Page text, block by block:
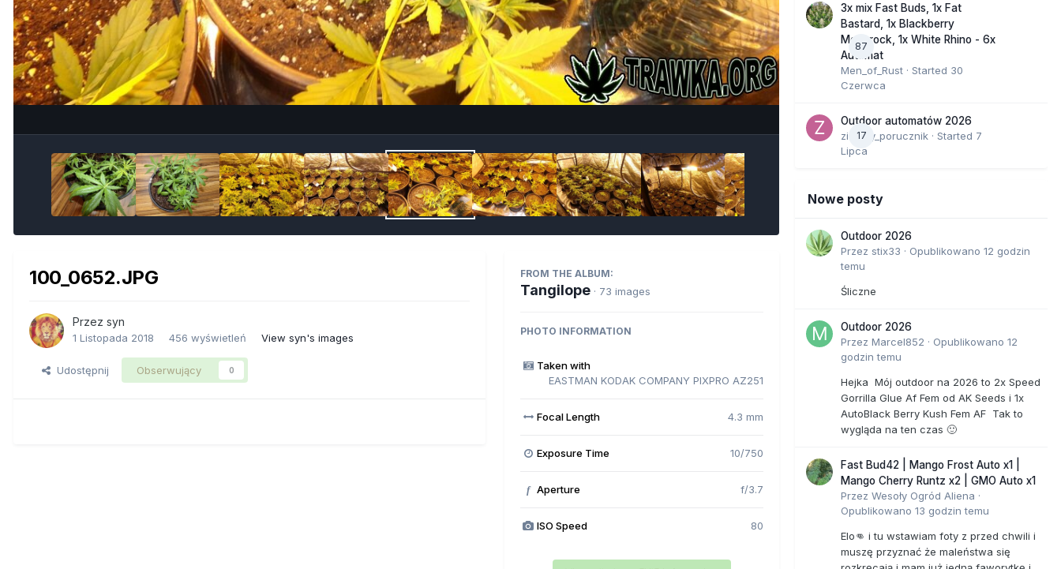
Image Tools
100_0652.JPG
Przez syn
1 Listopada 2018 456 wyświetleń View syn's images
Udostępnij Obserwujący 0
FROM THE ALBUM:
Tangilope · 73 images
PHOTO INFORMATION
Taken with
EASTMAN KODAK COMPANY PIXPRO AZ251
Focal Length 4.3 mm
Exposure Time 10/750
f Aperture f/3.7
ISO Speed 80
87
3x mix Fast Buds, 1x Fat
Bastard, 1x Blackberry
Moonrock, 1x White Rhino - 6x
Automat
Men_of_Rust · Started 30
Czerwca
17
Outdoor automatów 2026
zielony_porucznik · Started 7
Lipca
Nowe posty
Outdoor 2026
Przez stix33 · Opublikowano 12 godzin
temu
Śliczne
Outdoor 2026
Przez Marcel852 · Opublikowano 12
godzin temu
Hejka Mój outdoor na 2026 to 2x Speed
Gorrilla Glue Af Fem od AK Seeds i 1x
AutoBlack Berry Kush Fem AF Tak to
wygląda na ten czas 🙂
Fast Bud42 | Mango Frost Auto x1 |
Mango Cherry Runtz x2 | GMO Auto x1
Przez Wesoły Ogród Aliena ·
Opublikowano 13 godzin temu
Elo👊 i tu wstawiam foty z przed chwili i
muszę przyznać że maleństwa się